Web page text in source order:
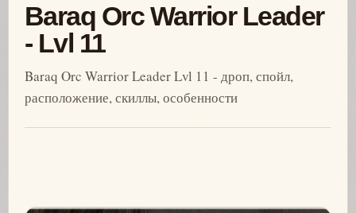
Baraq Orc Warrior Leader
- Lvl 11
Baraq Orc Warrior Leader Lvl 11 - дроп, спойл,
расположение, скиллы, особенности